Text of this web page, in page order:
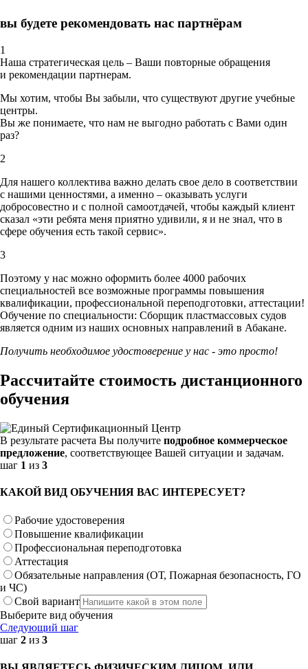
вы будете рекомендовать нас партнёрам
1
Наша стратегическая цель – Ваши повторные обращения
и рекомендации партнерам.
Мы хотим, чтобы Вы забыли, что существуют другие учебные
центры.
Вы же понимаете, что нам не выгодно работать с Вами один
раз?
2
Для нашего коллектива важно делать свое дело в соответствии
с нашими ценностями, а именно – оказывать услуги
добросовестно и с полной самоотдачей, чтобы каждый клиент
сказал «эти ребята меня приятно удивили, я и не знал, что в
сфере обучения есть такой сервис».
3
Поэтому у нас можно оформить более 4000 рабочих
специальностей все возможные программы повышения
квалификации, профессиональной переподготовки, аттестации!
Обучение по специальности: Сборщик пластмассовых судов
является одним из наших основных направлений в Абакане.
Получить необходимое удостоверение у нас - это просто!
Рассчитайте стоимость дистанционного
обучения
В результате расчета Вы получите подробное коммерческое
предложение, соответствующее Вашей ситуации и задачам.
шаг 1 из 3
КАКОЙ ВИД ОБУЧЕНИЯ ВАС ИНТЕРЕСУЕТ?
Рабочие удостоверения
Повышение квалификации
Профессиональная переподготовка
Аттестация
Обязательные направления (ОТ, Пожарная безопасность, ГО
и ЧС)
Свой вариант
Выберите вид обучения
Следующий шаг
шаг 2 из 3